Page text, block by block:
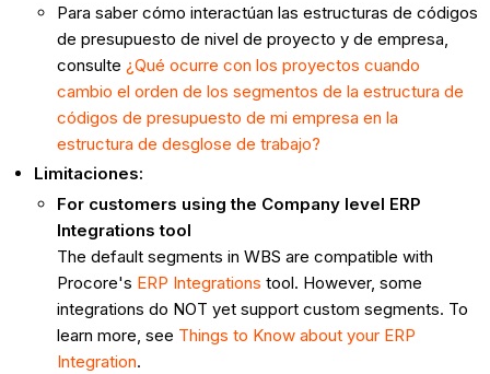
Para saber cómo interactúan las estructuras de códigos
de presupuesto de nivel de proyecto y de empresa,
consulte ¿Qué ocurre con los proyectos cuando
cambio el orden de los segmentos de la estructura de
códigos de presupuesto de mi empresa en la
estructura de desglose de trabajo?
Limitaciones:
For customers using the Company level ERP
Integrations tool
The default segments in WBS are compatible with
Procore's ERP Integrations tool. However, some
integrations do NOT yet support custom segments. To
learn more, see Things to Know about your ERP
Integration.